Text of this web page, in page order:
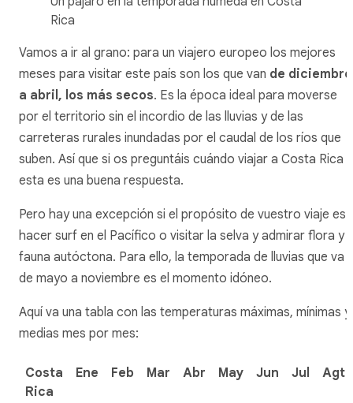
Rica
Vamos a ir al grano: para un viajero europeo los mejores
meses para visitar este país son los que van de diciembre
a abril, los más secos. Es la época ideal para moverse
por el territorio sin el incordio de las lluvias y de las
carreteras rurales inundadas por el caudal de los ríos que
suben. Así que si os preguntáis cuándo viajar a Costa Rica
esta es una buena respuesta.
Pero hay una excepción si el propósito de vuestro viaje es
hacer surf en el Pacífico o visitar la selva y admirar flora y
fauna autóctona. Para ello, la temporada de lluvias que va
de mayo a noviembre es el momento idóneo.
Aquí va una tabla con las temperaturas máximas, mínimas y
medias mes por mes:
Costa
Rica
Ene Feb Mar Abr May Jun Jul Agt